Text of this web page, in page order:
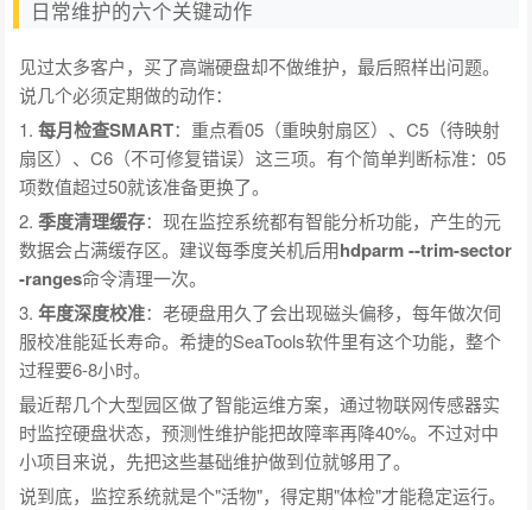
日常维护的六个关键动作
见过太多客户，买了高端硬盘却不做维护，最后照样出问题。
说几个必须定期做的动作：
1.每月检查SMART：重点看05（重映射扇区）、C5（待映射
扇区）、C6（不可修复错误）这三项。有个简单判断标准：05
项数值超过50就该准备更换了。
2.季度清理缓存：现在监控系统都有智能分析功能，产生的元
数据会占满缓存区。建议每季度关机后用hdparm --trim-sector
-ranges命令清理一次。
3.年度深度校准：老硬盘用久了会出现磁头偏移，每年做次伺
服校准能延长寿命。希捷的SeaTools软件里有这个功能，整个
过程要6-8小时。
最近帮几个大型园区做了智能运维方案，通过物联网传感器实
时监控硬盘状态，预测性维护能把故障率再降40%。不过对中
小项目来说，先把这些基础维护做到位就够用了。
说到底，监控系统就是个"活物"，得定期"体检"才能稳定运行。